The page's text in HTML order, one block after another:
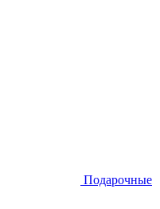
Подарочные